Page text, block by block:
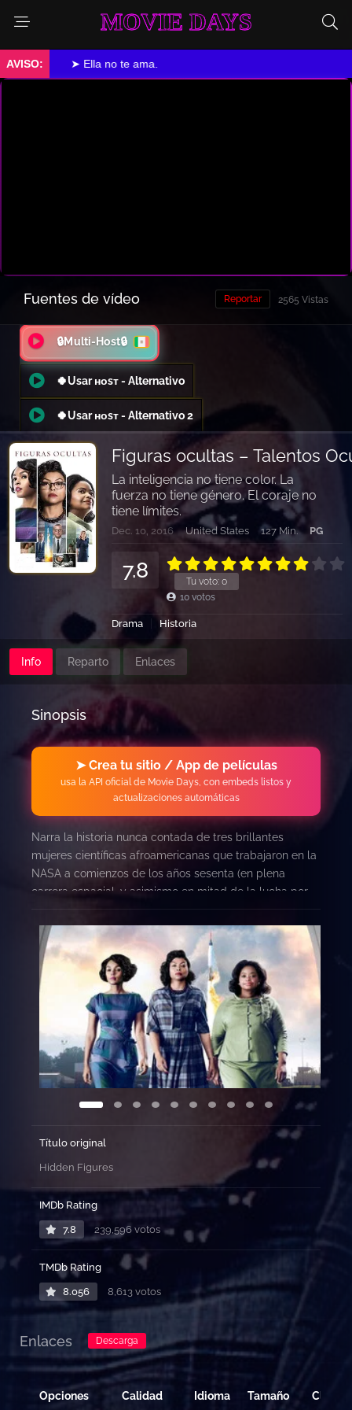
MOVIE DAYS
➤ Ella no te ama.
Fuentes de vídeo 2565 Vistas
Reportar
🔒Multi-Host🔒
🍀Usar ʜᴏsᴛ - Alternativo
🍀Usar ʜᴏsᴛ - Alternativo 2
Figuras ocultas – Talentos
La inteligencia no tiene color. La
fuerza no tiene género. El coraje no
tiene límites.
Dec. 10, 2016 United States 127 Min. PG
Tu voto: 0
7.8
10 votos
Drama Historia
Info Reparto Enlaces
Sinopsis
➤ Crea tu sitio / App de películas
usa la API oficial de Movie Days, con embeds listos y
actualizaciones automáticas
Narra la historia nunca contada de tres brillantes
mujeres científicas afroamericanas que trabajaron en la
NASA a comienzos de los años sesenta (en plena
carrera espacial, y asimismo en mitad de la lucha por
los derechos civiles de los negros estadounidenses) en
el ambicioso proyecto de poner en órbita al astronauta
John Glenn.
Título original
Hidden Figures
IMDb Rating
7.8 239,596 votos
TMDb Rating
8.056 8,613 votos
Enlaces Descarga
Opciones Calidad Idioma Tamaño Clicks